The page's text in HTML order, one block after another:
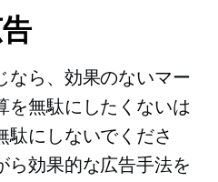
なら、効果のないマー
を無駄にしたくないは
駄にしないでくださ
ら効果的な広告手法を